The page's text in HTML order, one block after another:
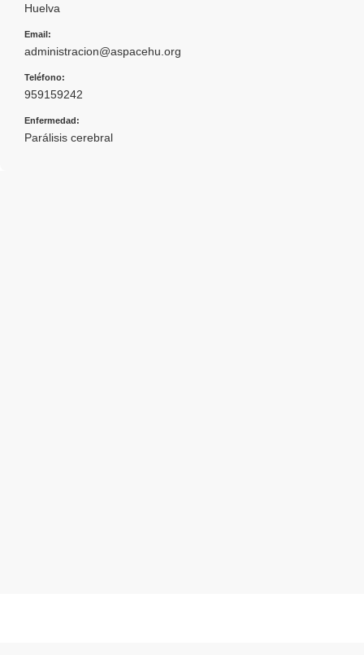
Huelva
Email:
administracion@aspacehu.org
Teléfono:
959159242
Enfermedad:
Parálisis cerebral